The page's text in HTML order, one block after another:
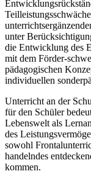
unter
die Entwicklung des
mit dem Förder-
pädagogischen
individuellen
Unterricht an der
für den Schüler
Lebenswelt als
des
sowohl
handelndes
kommen.